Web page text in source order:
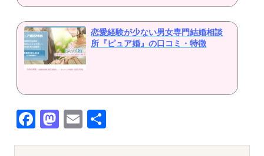
恋愛経験が少ない男女専門結婚相談
所『ピュア婚』の口コミ・特徴
Facebook
Mastodon
Email